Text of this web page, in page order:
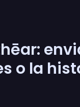
o la